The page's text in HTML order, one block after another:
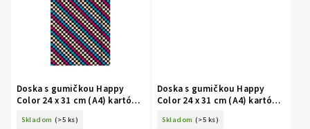
Doska s gumičkou Happy
Color 24 x 31 cm (A4) kartón -
Skladom (>5 ks)
Doska s gumičkou Happy
Color 24 x 31 cm (A4) kartón -
Skladom (>5 ks)